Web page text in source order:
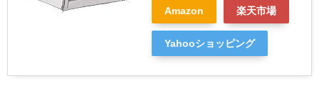
Amazon 楽天市場
Yahooショッピング